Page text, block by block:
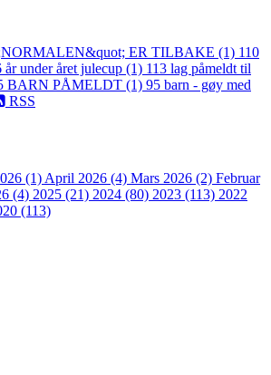
ER TILBAKE (1) 110
under året julecup (1) 113 lag påmeldt til
BARN PÅMELDT (1) 95 barn - gøy med
RSS
(1) April 2026 (4) Mars 2026 (2) Februar
(4) 2025 (21) 2024 (80) 2023 (113) 2022
(113)